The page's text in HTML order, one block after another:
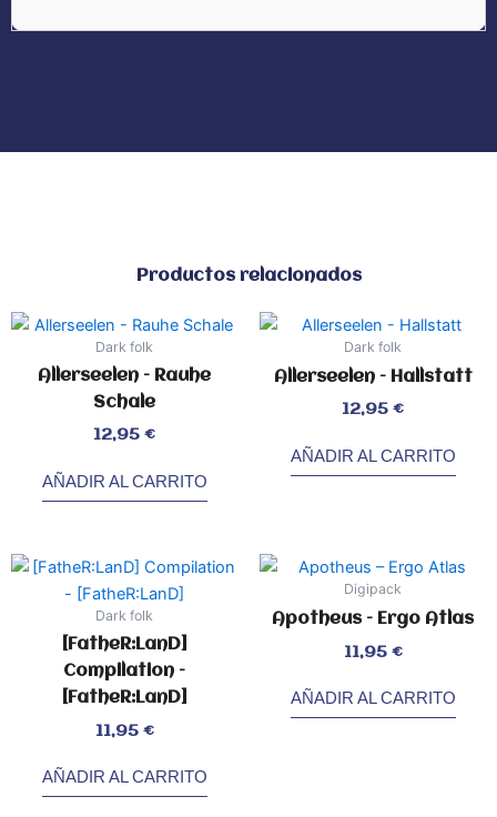
Productos relacionados
Dark folk
Allerseelen – Rauhe
Schale
12,95 €
AÑADIR AL CARRITO
Dark folk
Allerseelen – Hallstatt
12,95 €
AÑADIR AL CARRITO
Dark folk
[FatheR:LanD]
Compilation –
[FatheR:LanD]
11,95 €
AÑADIR AL CARRITO
Digipack
Apotheus – Ergo Atlas
11,95 €
AÑADIR AL CARRITO